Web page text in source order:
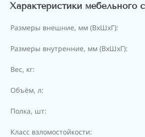
Характеристики мебельного
Размеры внешние, мм (ВхШхГ):
Размеры внутренние, мм (ВхШхГ):
Вес, кг:
Объём, л:
Полка, шт:
Класс взломостойкости: